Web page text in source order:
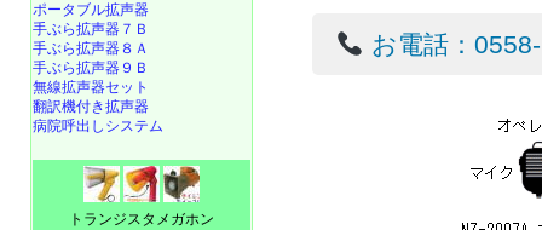
お電話：
ポータブル拡声器
手ぶら拡声器７Ｂ
手ぶら拡声器８Ａ
手ぶら拡声器９Ｂ
無線拡声器セット
翻訳機付き拡声器
病院呼出しシステム
トランジスタメガホン